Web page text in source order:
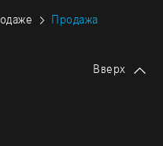
Продажа
Вверх